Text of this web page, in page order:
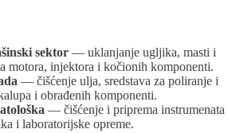
sektor — uklanjanje ugljika, masti i
motora, injektora i kočionih komponenti.
— čišćenje ulja, sredstava za poliranje i
i obrađenih komponenti.
— čišćenje i priprema instrumenata
i laboratorijske opreme.